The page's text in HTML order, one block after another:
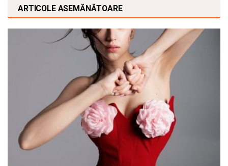
ARTICOLE ASEMĂNĂTOARE